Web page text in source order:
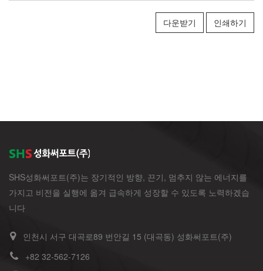
다운받기 인쇄하기
SHS성화써포트(주)는 장기적인 방향, 끈기, 멈추지 않는 에너지를
가지고 비전을 실행에 옮겨 급속하게 성장할 수 있도록 노력하겠습
니다
인천시 서구 대곡로89 번안길 15 (대곡동) 성화써포트(주)
+82 32-562-7126